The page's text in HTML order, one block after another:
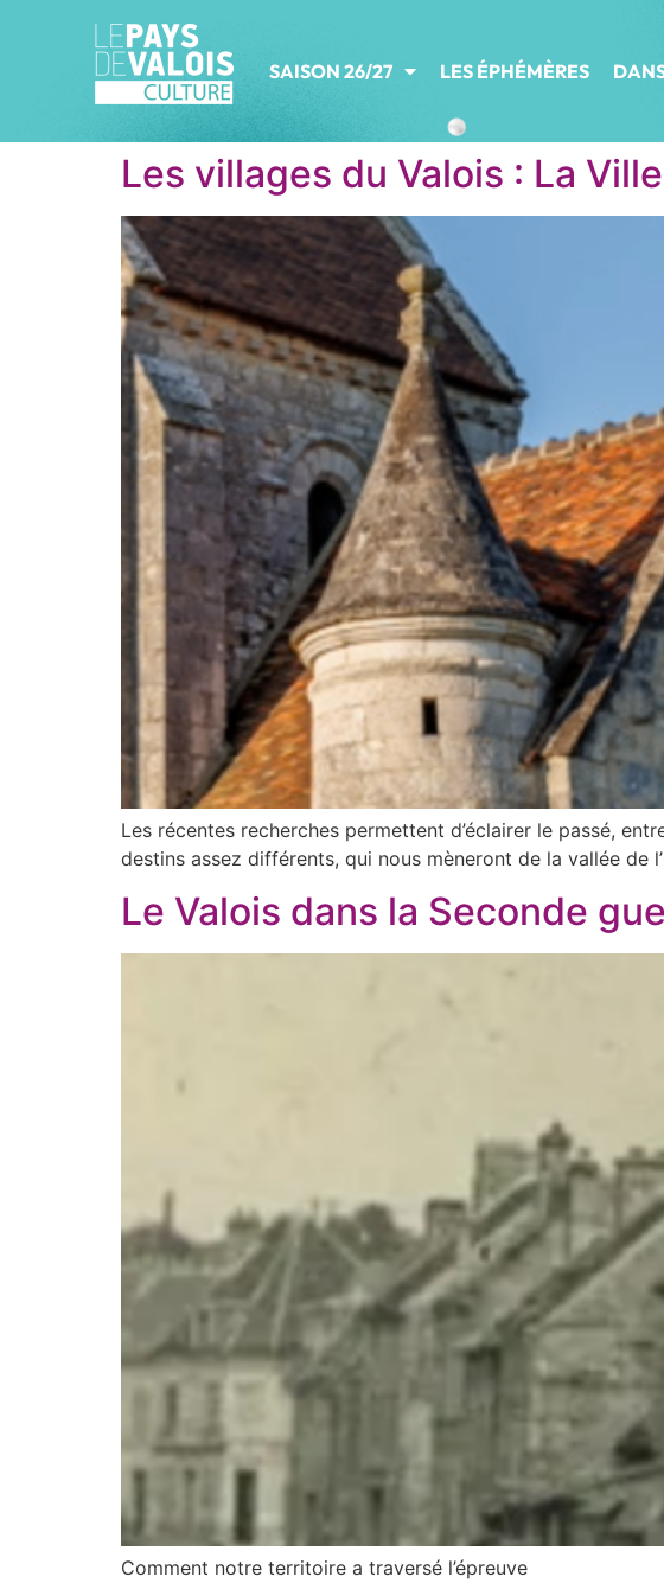
SAISON 26/27 LES ÉPHÉMÈRES
Les villages du Valois : La
Les récentes recherches permettent d’éclairer le passé,
destins assez différents, qui nous mèneront de la vallée de
Le Valois dans la Seconde
Comment notre territoire a traversé l’épreuve